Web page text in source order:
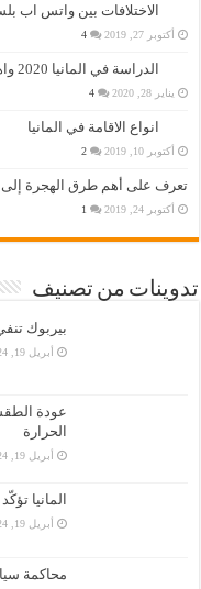
الاختلافات بين واتس اب
أكتوبر 27, 2019 4
الدراسة في المانيا 2020 واهم التفاصيل عنها
يناير 28, 2020 4
انواع الاقامة في المانيا
أكتوبر 10, 2019 2
تعرف على أهم طرق الهجرة إلى
أكتوبر 24, 2019 1
تدوينات من تصنيف
بيربوك
أبريل 19, 2024
عودة
الحرارة
أبريل 19, 2024
المانيا
أبريل 19, 2024
محاكمة